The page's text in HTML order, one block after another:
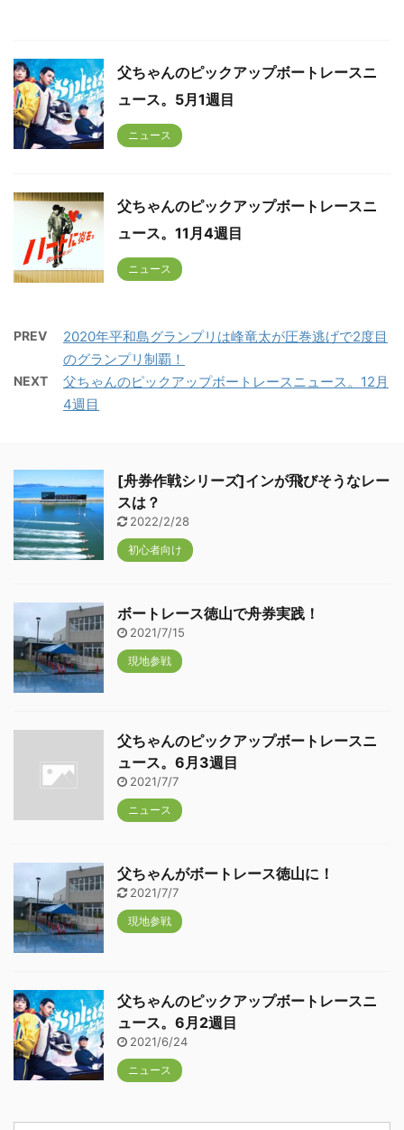
父ちゃんのピックアップボートレースニ
ュース。5月1週目
ニュース
父ちゃんのピックアップボートレースニ
ュース。11月4週目
ニュース
PREV
2020年平和島グランプリは峰竜太が圧巻逃げで2度目
のグランプリ制覇！
NEXT
父ちゃんのピックアップボートレースニュース。12月
4週目
[舟券作戦シリーズ]インが飛びそうなレー
スは？
2022/2/28
初心者向け
ボートレース徳山で舟券実践！
2021/7/15
現地参戦
父ちゃんのピックアップボートレースニ
ュース。6月3週目
2021/7/7
ニュース
父ちゃんがボートレース徳山に！
2021/7/7
現地参戦
父ちゃんのピックアップボートレースニ
ュース。6月2週目
2021/6/24
ニュース